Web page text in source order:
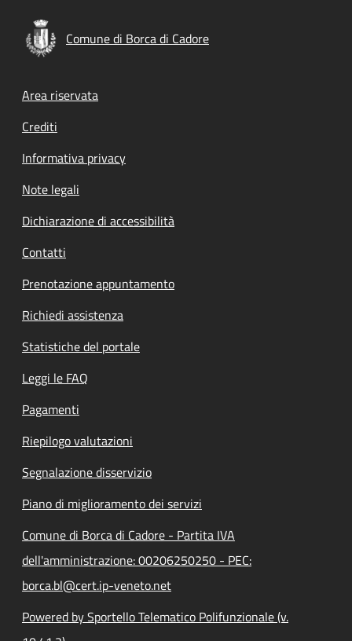
Comune di Borca di Cadore
Footer menu
Area riservata
Crediti
Informativa privacy
Note legali
Dichiarazione di accessibilità
Contatti
Prenotazione appuntamento
Richiedi assistenza
Statistiche del portale
Leggi le FAQ
Pagamenti
Riepilogo valutazioni
Segnalazione disservizio
Piano di miglioramento dei servizi
Comune di Borca di Cadore - Partita IVA
dell'amministrazione: 00206250250 - PEC:
borca.bl@cert.ip-veneto.net
Powered by Sportello Telematico Polifunzionale (v.